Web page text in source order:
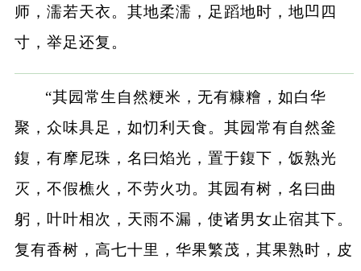
师，濡若天衣。其地柔濡，足蹈地时，地凹四
寸，举足还复。
“其园常生自然粳米，无有糠糩，如白华
聚，众味具足，如忉利天食。其园常有自然釜
鍑，有摩尼珠，名曰焰光，置于鍑下，饭熟光
灭，不假樵火，不劳火功。其园有树，名曰曲
躬，叶叶相次，天雨不漏，使诸男女止宿其下。
复有香树，高七十里，华果繁茂，其果熟时，皮